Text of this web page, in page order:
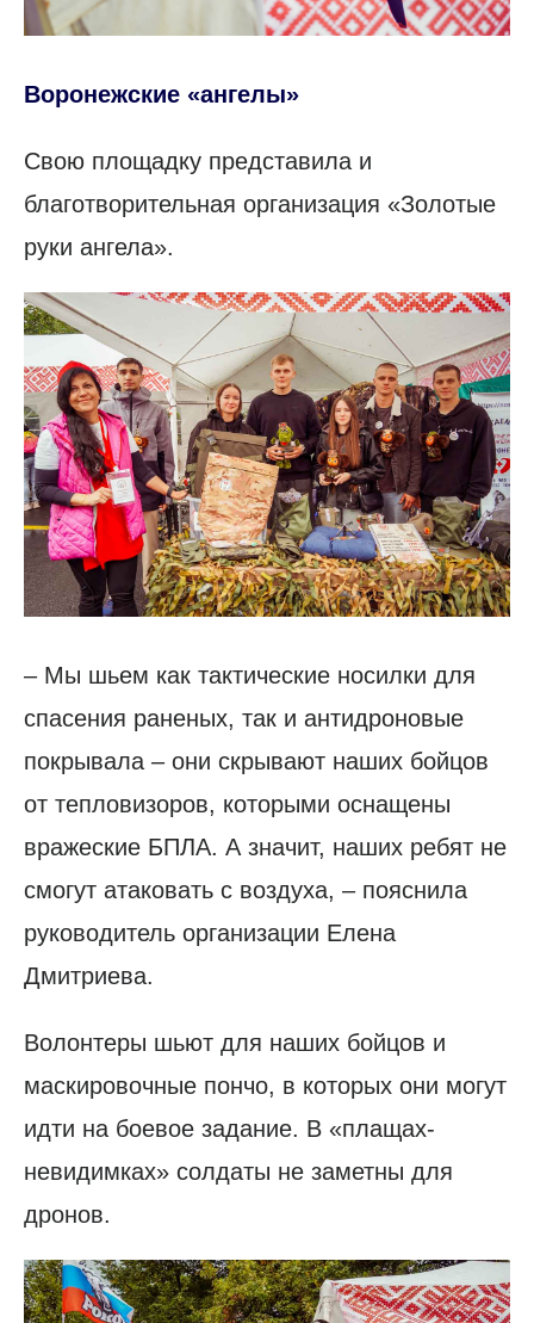
Воронежские «ангелы»
Свою площадку представила и
благотворительная организация «Золотые
руки ангела».
– Мы шьем как тактические носилки для
спасения раненых, так и антидроновые
покрывала – они скрывают наших бойцов
от тепловизоров, которыми оснащены
вражеские БПЛА. А значит, наших ребят не
смогут атаковать с воздуха, – пояснила
руководитель организации Елена
Дмитриева.
Волонтеры шьют для наших бойцов и
маскировочные пончо, в которых они могут
идти на боевое задание. В «плащах-
невидимках» солдаты не заметны для
дронов.